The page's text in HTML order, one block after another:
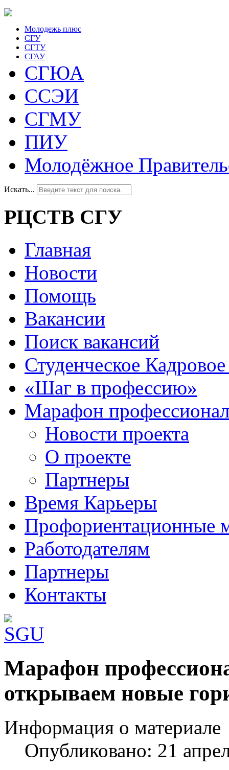
Молодежь плюс
СГУ
СГТУ
СГАУ
СГЮА
ССЭИ
СГМУ
ПИУ
Молодёжное
Искать...
РЦСТВ СГУ
Главная
Новости
Помощь
Вакансии
Поиск вакансий
Студенческое Кадровое
«Шаг в профессию»
Марафон
Новости проекта
О проекте
Партнеры
Время Карьеры
Профориентационные
Работодателям
Партнеры
Контакты
Шаблоны Joomla 3 здесь: http://www.joomla3x.ru/joomla3-
Марафон
открываем новые
Информация о материале
Опубликовано: 21